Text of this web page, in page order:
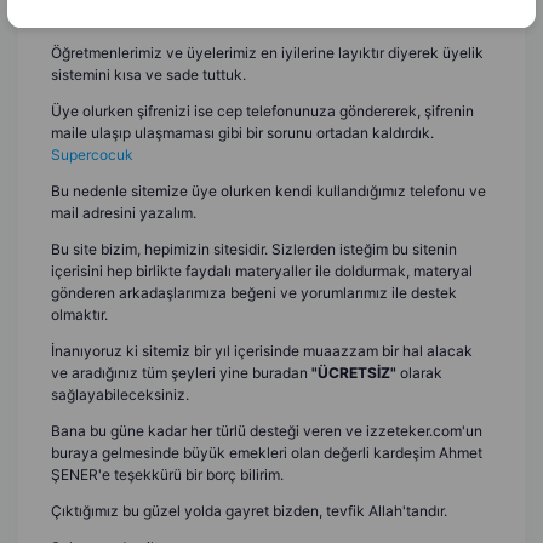
Öğretmenlerimiz ve üyelerimiz en iyilerine layıktır diyerek üyelik
sistemini kısa ve sade tuttuk.
Üye olurken şifrenizi ise cep telefonunuza göndererek, şifrenin
maile ulaşıp ulaşmaması gibi bir sorunu ortadan kaldırdık.
Supercocuk
Bu nedenle sitemize üye olurken kendi kullandığımız telefonu ve
mail adresini yazalım.
Bu site bizim, hepimizin sitesidir. Sizlerden isteğim bu sitenin
içerisini hep birlikte faydalı materyaller ile doldurmak, materyal
gönderen arkadaşlarımıza beğeni ve yorumlarımız ile destek
olmaktır.
İnanıyoruz ki sitemiz bir yıl içerisinde muaazzam bir hal alacak
ve aradığınız tüm şeyleri yine buradan "ÜCRETSİZ" olarak
sağlayabileceksiniz.
Bana bu güne kadar her türlü desteği veren ve izzeteker.com'un
buraya gelmesinde büyük emekleri olan değerli kardeşim Ahmet
ŞENER'e teşekkürü bir borç bilirim.
Çıktığımız bu güzel yolda gayret bizden, tevfik Allah'tandır.